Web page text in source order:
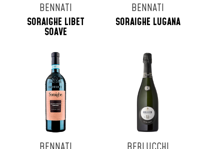
BENNATI
SORAIGHE LIBET
SOAVE
BENNATI
SORAIGHE LUGANA